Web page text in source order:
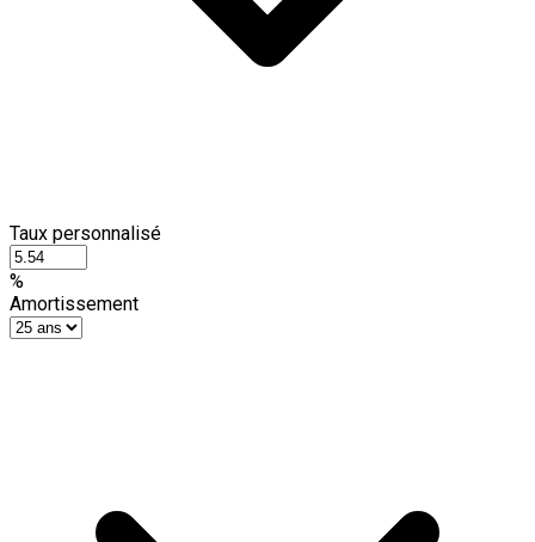
Taux personnalisé
%
Amortissement